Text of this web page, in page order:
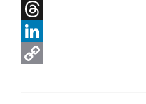
X
Threads
LinkedIn